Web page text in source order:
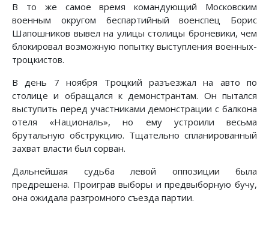
В то же самое время командующий Московским
военным округом беспартийный военспец Борис
Шапошников вывел на улицы столицы броневики, чем
блокировал возможную попытку выступления военных-
троцкистов.
В день 7 ноября Троцкий разъезжал на авто по
столице и обращался к демонстрантам. Он пытался
выступить перед участниками демонстрации с балкона
отеля «Националь», но ему устроили весьма
брутальную обструкцию. Тщательно спланированный
захват власти был сорван.
Дальнейшая судьба левой оппозиции была
предрешена. Проиграв выборы и предвыборную бучу,
она ожидала разгромного съезда партии.